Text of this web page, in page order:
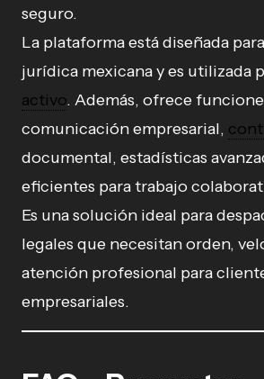
seguro.
La plataforma está diseñada
jurídica mexicana y es utilizada
activo. Además, ofrece
comunicación empresarial,
documental, estadísticas
eficientes para trabajo
Es una solución ideal para
legales que necesitan orden,
atención profesional para
empresariales.